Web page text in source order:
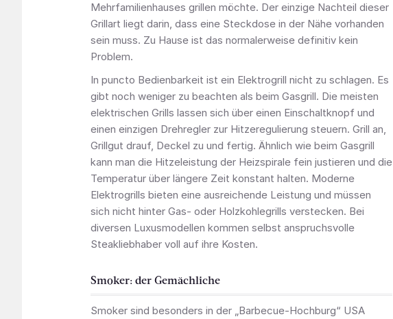
Mehrfamilienhauses grillen möchte. Der einzige Nachteil dieser
Grillart liegt darin, dass eine Steckdose in der Nähe vorhanden
sein muss. Zu Hause ist das normalerweise definitiv kein
Problem.
In puncto Bedienbarkeit ist ein Elektrogrill nicht zu schlagen. Es
gibt noch weniger zu beachten als beim Gasgrill. Die meisten
elektrischen Grills lassen sich über einen Einschaltknopf und
einen einzigen Drehregler zur Hitzeregulierung steuern. Grill an,
Grillgut drauf, Deckel zu und fertig. Ähnlich wie beim Gasgrill
kann man die Hitzeleistung der Heizspirale fein justieren und die
Temperatur über längere Zeit konstant halten. Moderne
Elektrogrills bieten eine ausreichende Leistung und müssen
sich nicht hinter Gas- oder Holzkohlegrills verstecken. Bei
diversen Luxusmodellen kommen selbst anspruchsvolle
Steakliebhaber voll auf ihre Kosten.
Smoker: der Gemächliche
Smoker sind besonders in der „Barbecue-Hochburg“ USA